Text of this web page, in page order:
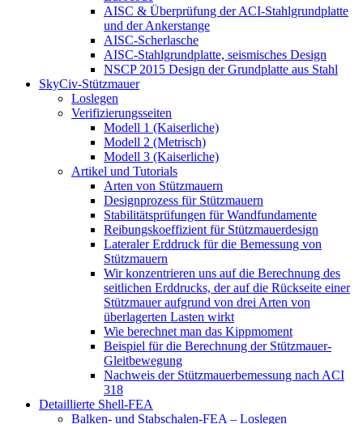
AISC & Überprüfung der ACI-Stahlgrundplatte
und der Ankerstange
AISC-Scherlasche
AISC-Stahlgrundplatte, seismisches Design
NSCP 2015 Design der Grundplatte aus Stahl
SkyCiv-Stützmauer
Loslegen
Verifizierungsseiten
Modell 1 (Kaiserliche)
Modell 2 (Metrisch)
Modell 3 (Kaiserliche)
Artikel und Tutorials
Arten von Stützmauern
Designprozess für Stützmauern
Stabilitätsprüfungen für Wandfundamente
Reibungskoeffizient für Stützmauerdesign
Lateraler Erddruck für die Bemessung von
Stützmauern
Wir konzentrieren uns auf die Berechnung des
seitlichen Erddrucks, der auf die Rückseite einer
Stützmauer aufgrund von drei Arten von
überlagerten Lasten wirkt
Wie berechnet man das Kippmoment
Beispiel für die Berechnung der Stützmauer-
Gleitbewegung
Nachweis der Stützmauerbemessung nach ACI
318
Detaillierte Shell-FEA
Balken- und Stabschalen-FEA – Loslegen